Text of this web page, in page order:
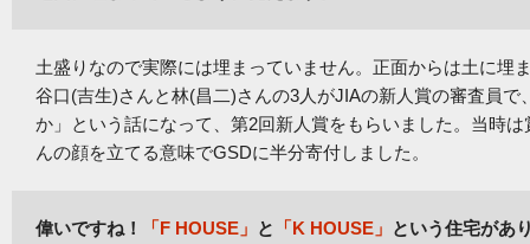
土盛りなので実際には埋まっていません。正面からは土に埋
谷口(吉生)さんと林(昌二)さんの3人がJIAの新人賞の審査員
か」という話になって、第2回新人賞をもらいました。当時
んの顔を立てる意味でGSDに半分寄付しました。
偉いですね！ 「F HOUSE」 と 「K HOUSE」 という住宅があ